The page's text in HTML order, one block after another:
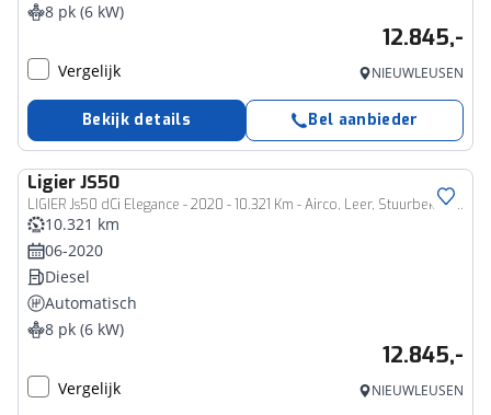
8 pk (6 kW)
12.845,-
Vergelijk NIEUWLEUSEN
Bekijk details Bel aanbieder
LigierJS50
LIGIER Js50 dCi Elegance - 2020 - 10.321 Km - Airco, Leer, Stuurbekrachtiging
10.321 km
06-2020
Diesel
Automatisch
8 pk (6 kW)
12.845,-
Vergelijk NIEUWLEUSEN